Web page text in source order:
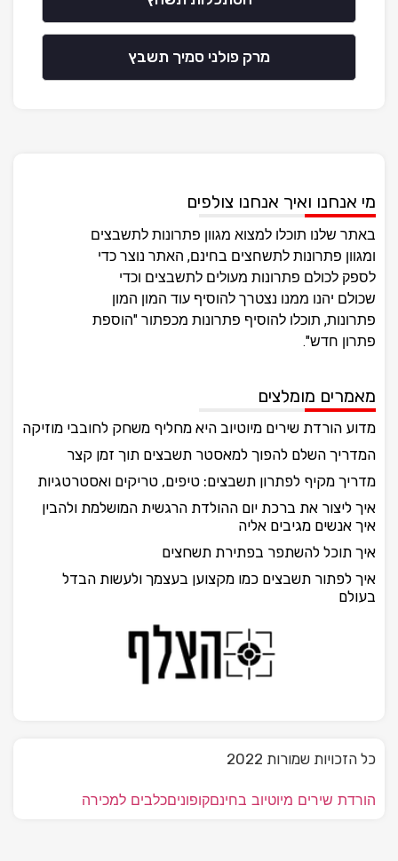
מרק פולני סמיך תשבץ
מי אנחנו ואיך אנחנו צולפים
באתר שלנו תוכלו למצוא מגוון פתרונות לתשבצים
ומגוון פתרונות לתשחצים בחינם, האתר נוצר כדי
לספק לכולם פתרונות מעולים לתשבצים וכדי
שכולם יהנו ממנו נצטרך להוסיף עוד המון המון
פתרונות, תוכלו להוסיף פתרונות מכפתור "הוספת
פתרון חדש".
מאמרים מומלצים
מדוע הורדת שירים מיוטיוב היא מחליף משחק לחובבי מוזיקה
המדריך השלם להפוך למאסטר תשבצים תוך זמן קצר
מדריך מקיף לפתרון תשבצים: טיפים, טריקים ואסטרטגיות
איך ליצור את ברכת יום ההולדת הרגשית המושלמת ולהבין
איך אנשים מגיבים אליה
איך תוכל להשתפר בפתירת תשחצים
איך לפתור תשבצים כמו מקצוען בעצמך ולעשות הבדל
בעולם
כל הזכויות שמורות 2022
הורדת שירים מיוטיוב בחינםקופוניםכלבים למכירה